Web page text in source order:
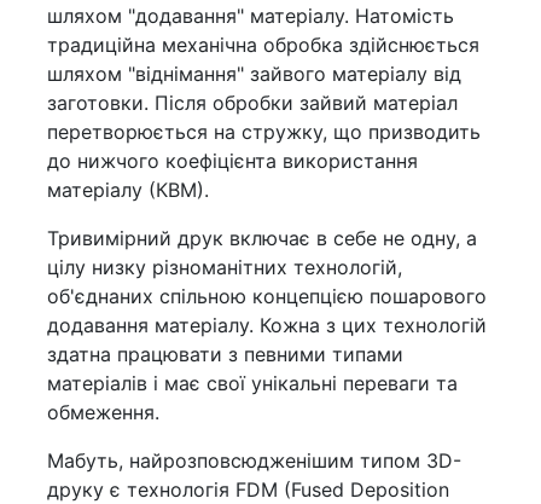
шляхом "додавання" матеріалу. Натомість
традиційна механічна обробка здійснюється
шляхом "віднімання" зайвого матеріалу від
заготовки. Після обробки зайвий матеріал
перетворюється на стружку, що призводить
до нижчого коефіцієнта використання
матеріалу (КВМ).
Тривимірний друк включає в себе не одну, а
цілу низку різноманітних технологій,
об'єднаних спільною концепцією пошарового
додавання матеріалу. Кожна з цих технологій
здатна працювати з певними типами
матеріалів і має свої унікальні переваги та
обмеження.
Мабуть, найрозповсюдженішим типом 3D-
друку є технологія FDM (Fused Deposition